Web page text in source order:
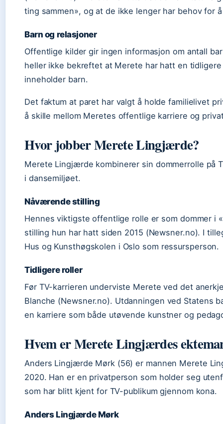
ting sammen», og at de ikke lenger har behov for
Barn og relasjoner
Offentlige kilder gir ingen informasjon om antall
heller ikke bekreftet at Merete har hatt en
inneholder barn.
Det faktum at paret har valgt å holde familielivet
å skille mellom Meretes offentlige karriere og
Hvor jobber Merete Lingjærde?
Merete Lingjærde kombinerer sin dommerrolle på
i dansemiljøet.
Nåværende stilling
Hennes viktigste offentlige rolle er som dommer i
stilling hun har hatt siden 2015 (Newsner.no). I
Hus og Kunsthøgskolen i Oslo som ressursperson.
Tidligere roller
Før TV-karrieren underviste Merete ved det
Blanche (Newsner.no). Utdanningen ved Statens
en karriere som både utøvende kunstner og
Hvem er Merete Lingjærdes
Anders Lingjærde Mørk (56) er mannen Merete
2020. Han er en privatperson som holder seg
som har blitt kjent for TV-publikum gjennom kona.
Anders Lingjærde Mørk